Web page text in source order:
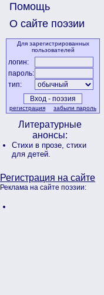
Помощь
О сайте поэзии
Для зарегистрированных
пользователей
логин:
пароль:
тип:
регистрация забыли пароль
Литературные
анонсы:
Стихи в прозе, стихи
для детей.
Регистрация на сайте
Реклама на сайте поэзии: